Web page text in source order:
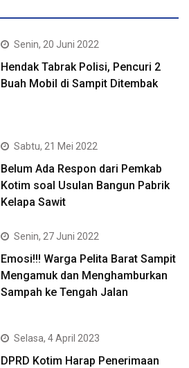
Senin, 20 Juni 2022
Hendak Tabrak Polisi, Pencuri 2
Buah Mobil di Sampit Ditembak
Sabtu, 21 Mei 2022
Belum Ada Respon dari Pemkab
Kotim soal Usulan Bangun Pabrik
Kelapa Sawit
Senin, 27 Juni 2022
Emosi!!! Warga Pelita Barat Sampit
Mengamuk dan Menghamburkan
Sampah ke Tengah Jalan
Selasa, 4 April 2023
DPRD Kotim Harap Penerimaan